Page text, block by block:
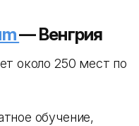
— Венгрия
около 250 мест по
обучение,